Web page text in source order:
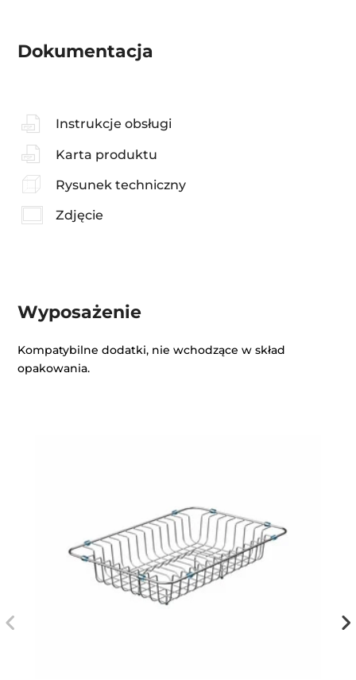
Dokumentacja
Instrukcje obsługi
Karta produktu
Rysunek techniczny
Zdjęcie
Wyposażenie
Kompatybilne dodatki, nie wchodzące w skład
opakowania.